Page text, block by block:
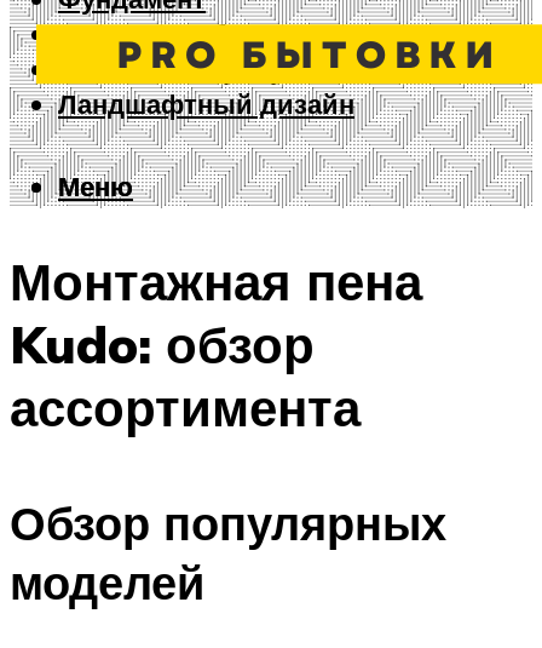
Ворота и забор
Дизайн интерьера
Ландшафтный дизайн
Меню
Меню
Монтажная пена
Kudo: обзор
ассортимента
Обзор популярных
моделей